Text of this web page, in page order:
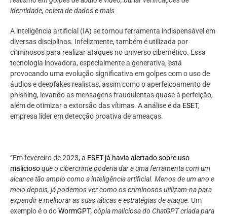
identidade, coleta de dados e mais
A inteligência artificial (IA) se tornou ferramenta indispensável em
diversas disciplinas. Infelizmente, também é utilizada por
criminosos para realizar ataques no universo cibernético. Essa
tecnologia inovadora, especialmente a generativa, está
provocando uma evolução significativa em golpes com o uso de
áudios e deepfakes realistas, assim como o aperfeiçoamento de
phishing, levando as mensagens fraudulentas quase à perfeição,
além de otimizar a extorsão das vítimas. A análise é da ESET,
empresa líder em detecção proativa de ameaças.
“Em fevereiro de 2023, a ESET já havia alertado sobre uso
maliciosoque o cibercrime poderia dar a uma ferramenta com um
alcance tão amplo como a inteligência artificial. Menos de um ano e
meio depois, já podemos ver como os criminosos utilizam-na para
expandir e melhorar as suas táticas e estratégias de ataque. Um
exemplo é o doWormGPT, cópia maliciosa do ChatGPT criada para